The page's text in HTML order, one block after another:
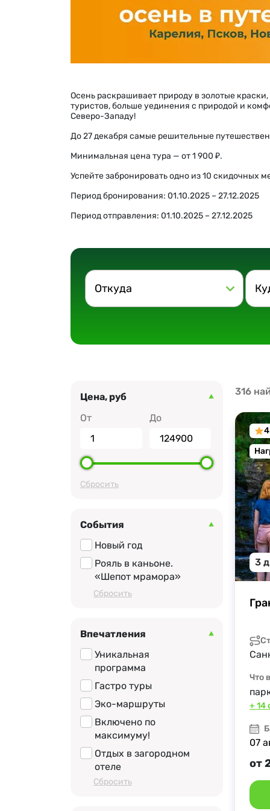
Осень раскрашивает природу в золотые
туристов, больше уединения с природой и
Северо-Западу!
До 27 декабря самые решительные
Минимальная цена тура — от 1 900 ₽.
Успейте забронировать одно из 10 скидочных
Период бронирования: 01.10.2025 – 27.12.2025
Период отправления: 01.10.2025 – 27.12.2025
Откуда
Цена, руб
От
До
Cбросить
События
Новый год
Рояль в каньоне.
«Шепот мрамора»
Cбросить
Впечатления
Уникальная
программа
Гастро туры
Эко-маршруты
Включено по
максимуму!
Отдых в загородном
отеле
Бюджетные
Cбросить
316
3
Что
+ 14
07
от